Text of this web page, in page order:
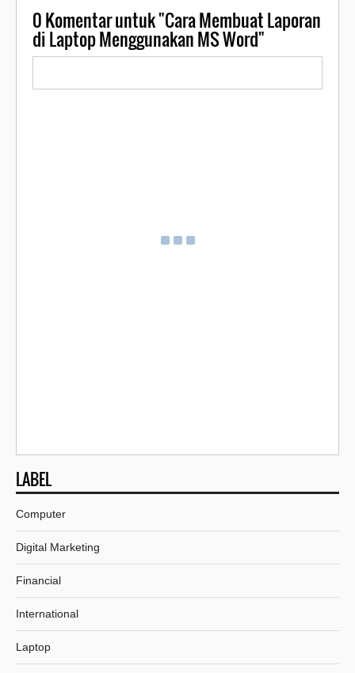
0Komentar untuk "Cara Membuat Laporan
di Laptop Menggunakan MS Word"
LABEL
Computer
Digital Marketing
Financial
International
Laptop